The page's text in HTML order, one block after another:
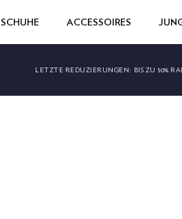
SCHUHE ACCESSOIRES
LETZTE REDUZIERUNGEN: BIS ZU 50%